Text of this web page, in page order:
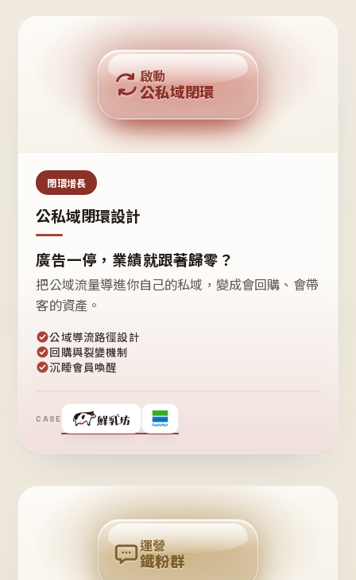
公域流量
私域鐵粉
回購複利
啟動
公私域閉環
閉環增長
公私域閉環設計
廣告一停，業績就跟著歸零？
把公域流量導進你自己的私域，變成會回購、會帶
客的資產。
公域導流路徑設計
回購與裂變機制
沉睡會員喚醒
CASE
❤
粉
回
購
運營
鐵粉群